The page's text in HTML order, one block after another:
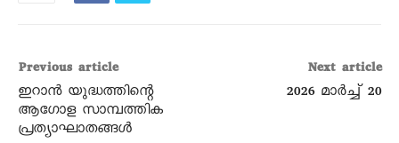
Previous article
ഇറാൻ യുദ്ധത്തിന്റെ
ആഗോള സാമ്പത്തിക
പ്രത്യാഘാതങ്ങൾ
Next article
2026 മാർച്ച്‌ 20